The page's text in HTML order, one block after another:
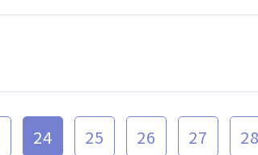
24 25 26 27 28